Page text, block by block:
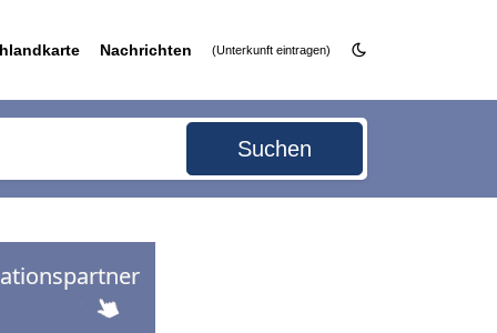
Nachrichten (Unterkunft eintragen)
Suchen